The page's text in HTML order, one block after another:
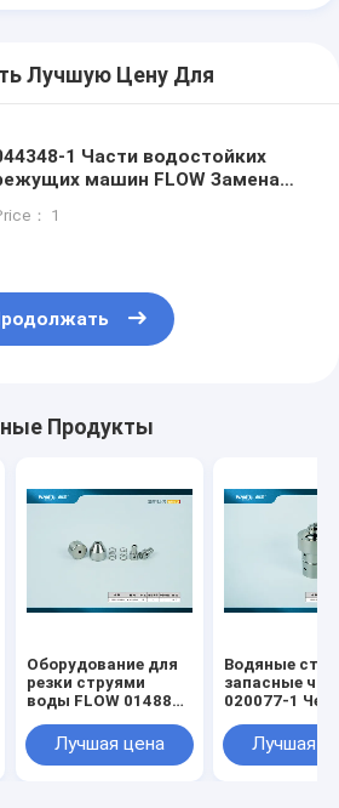
Лучшую Цену Для
1 Части водостойких
машин FLOW Замена
аксессуары
： 1
Продукты
Оборудование для
резки струями
воды FLOW 014885-
Проверка клапана
выхода бокового
Лучшая цена
Водяные
запасные
020077-1 Чек
для
режущей
Лучшая